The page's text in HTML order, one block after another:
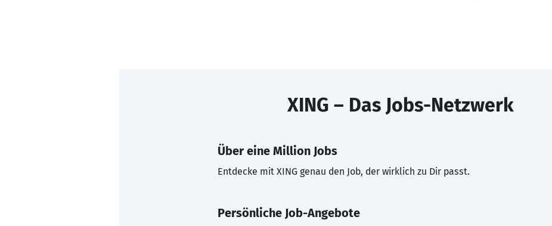
XING – Das Jobs-Netzwerk
Über eine Million Jobs
Entdecke mit XING genau den Job, der wirklich zu Dir passt.
Persönliche Job-Angebote